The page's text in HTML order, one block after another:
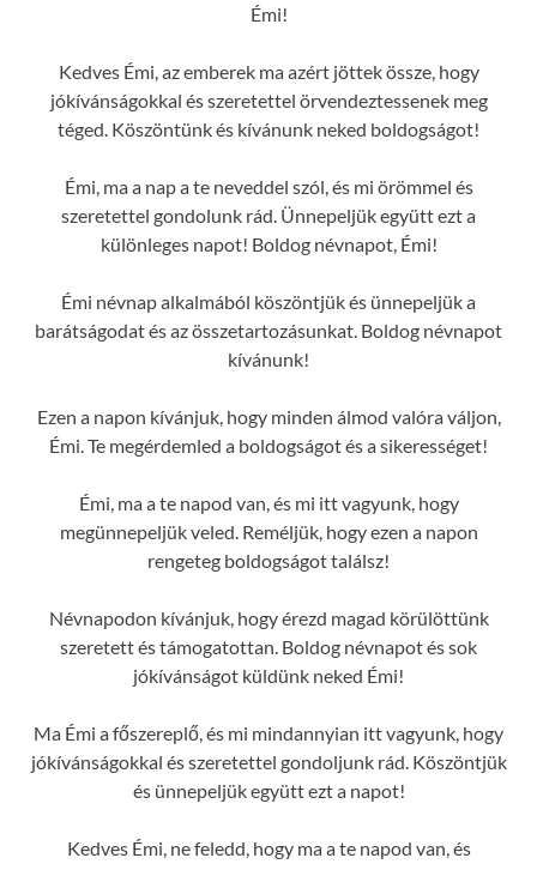
Émi!
Kedves Émi, az emberek ma azért jöttek össze, hogy
jókívánságokkal és szeretettel örvendeztessenek meg
téged. Köszöntünk és kívánunk neked boldogságot!
Émi, ma a nap a te neveddel szól, és mi örömmel és
szeretettel gondolunk rád. Ünnepeljük együtt ezt a
különleges napot! Boldog névnapot, Émi!
Émi névnap alkalmából köszöntjük és ünnepeljük a
barátságodat és az összetartozásunkat. Boldog névnapot
kívánunk!
Ezen a napon kívánjuk, hogy minden álmod valóra váljon,
Émi. Te megérdemled a boldogságot és a sikerességet!
Émi, ma a te napod van, és mi itt vagyunk, hogy
megünnepeljük veled. Reméljük, hogy ezen a napon
rengeteg boldogságot találsz!
Névnapodon kívánjuk, hogy érezd magad körülöttünk
szeretett és támogatottan. Boldog névnapot és sok
jókívánságot küldünk neked Émi!
Ma Émi a főszereplő, és mi mindannyian itt vagyunk, hogy
jókívánságokkal és szeretettel gondoljunk rád. Köszöntjük
és ünnepeljük együtt ezt a napot!
Kedves Émi, ne feledd, hogy ma a te napod van, és